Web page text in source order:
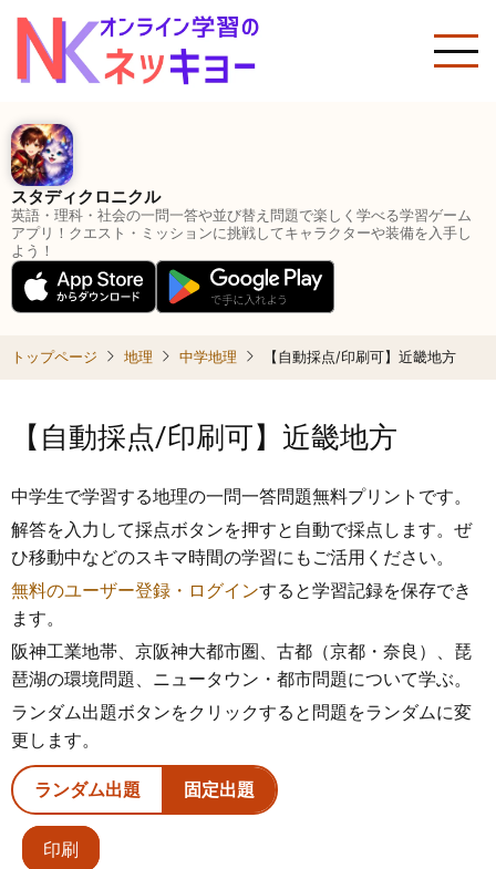
メ
ン
テ
ン
ツ
に
移
スタディクロニクル
英語・理科・社会の一問一答や並び替え問題で楽しく学べる学習ゲーム
アプリ！クエスト・ミッションに挑戦してキャラクターや装備を入手し
よう！
トップページ 地理 中学地理 【自動採点/印刷可】近畿地方
【自動採点/印刷可】近畿地方
中学生で学習する地理の一問一答問題無料プリントです。
解答を入力して採点ボタンを押すと自動で採点します。ぜ
ひ移動中などのスキマ時間の学習にもご活用ください。
無料のユーザー登録・ログインすると学習記録を保存でき
ます。
阪神工業地帯、京阪神大都市圏、古都（京都・奈良）、琵
琶湖の環境問題、ニュータウン・都市問題について学ぶ。
ランダム出題ボタンをクリックすると問題をランダムに変
更します。
ランダム出題 固定出題
印刷